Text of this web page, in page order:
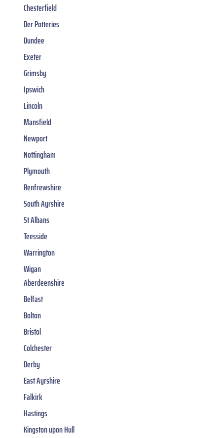
Chesterfield
Der Potteries
Dundee
Exeter
Grimsby
Ipswich
Lincoln
Mansfield
Newport
Nottingham
Plymouth
Renfrewshire
South Ayrshire
St Albans
Teesside
Warrington
Wigan
Aberdeenshire
Belfast
Bolton
Bristol
Colchester
Derby
East Ayrshire
Falkirk
Hastings
Kingston upon Hull